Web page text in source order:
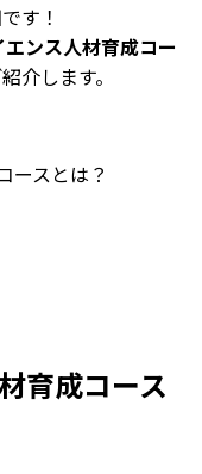
す！
ンス人材育成コー
介します。
ースとは？
育成コース